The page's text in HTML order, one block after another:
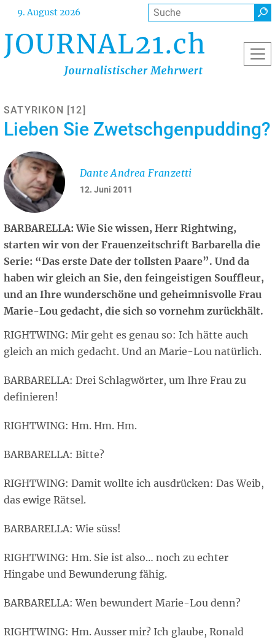
Direkt
Inhalt
9. August 2026 Suche
SATYRIKON [12]
Lieben Sie Zwetschgenpudding?
12. Juni 2011
Dante Andrea Franzetti
BARBARELLA: Wie Sie wissen, Herr Rightwing,
starten wir von der Frauenzeitschrift Barbarella die
Serie: “Das erste Date der tollsten Paare”. Und da
haben wir gleich an Sie, den feingeistigen Souffleur,
und an Ihre wunderschöne und geheimnisvolle Frau
Marie-Lou gedacht, die sich so vornehm zurückhält.
RIGHTWING: Mir geht es genau so: Ich hätte auch
gleich an mich gedacht. Und an Marie-Lou natürlich.
BARBARELLA: Drei Schlagwörter, um Ihre Frau zu
definieren!
RIGHTWING: Hm. Hm. Hm.
BARBARELLA: Bitte?
RIGHTWING: Damit wollte ich ausdrücken: Das Weib,
das ewige Rätsel.
BARBARELLA: Wie süss!
RIGHTWING: Hm. Sie ist also… noch zu echter
Hingabe und Bewunderung fähig.
BARBARELLA: Wen bewundert Marie-Lou denn?
RIGHTWING: Hm. Ausser mir? Ich glaube, Ronald